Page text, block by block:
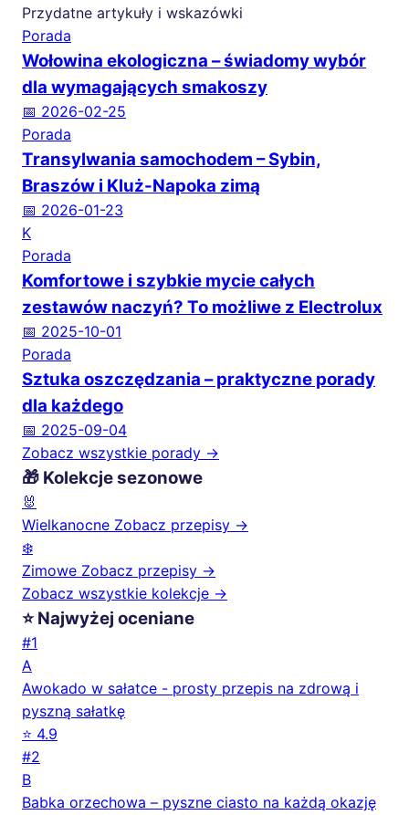
Przydatne artykuły i wskazówki
Porada
Wołowina ekologiczna – świadomy wybór
dla wymagających smakoszy
📅 2026-02-25
Porada
Transylwania samochodem – Sybin,
Braszów i Kluż-Napoka zimą
📅 2026-01-23
K
Porada
Komfortowe i szybkie mycie całych
zestawów naczyń? To możliwe z Electrolux
📅 2025-10-01
Porada
Sztuka oszczędzania – praktyczne porady
dla każdego
📅 2025-09-04
Zobacz wszystkie porady →
🎁 Kolekcje sezonowe
🐰
Wielkanocne Zobacz przepisy →
❄️
Zimowe Zobacz przepisy →
Zobacz wszystkie kolekcje →
⭐ Najwyżej oceniane
#1
A
Awokado w sałatce - prosty przepis na zdrową i
pyszną sałatkę
⭐ 4.9
#2
B
Babka orzechowa – pyszne ciasto na każdą okazję